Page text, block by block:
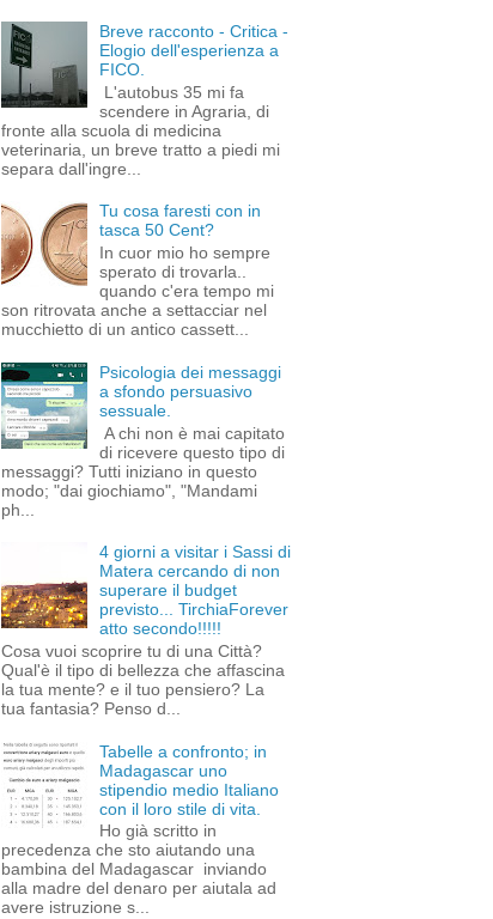
Breve racconto - Critica -
Elogio dell'esperienza a
FICO.
L'autobus 35 mi fa
scendere in Agraria, di
fronte alla scuola di medicina
veterinaria, un breve tratto a piedi mi
separa dall'ingre...
Tu cosa faresti con in
tasca 50 Cent?
In cuor mio ho sempre
sperato di trovarla..
quando c'era tempo mi
son ritrovata anche a settacciar nel
mucchietto di un antico cassett...
Psicologia dei messaggi
a sfondo persuasivo
sessuale.
A chi non è mai capitato
di ricevere questo tipo di
messaggi? Tutti iniziano in questo
modo; "dai giochiamo", "Mandami
ph...
4 giorni a visitar i Sassi di
Matera cercando di non
superare il budget
previsto... TirchiaForever
atto secondo!!!!!
Cosa vuoi scoprire tu di una Città?
Qual'è il tipo di bellezza che affascina
la tua mente? e il tuo pensiero? La
tua fantasia? Penso d...
Tabelle a confronto; in
Madagascar uno
stipendio medio Italiano
con il loro stile di vita.
Ho già scritto in
precedenza che sto aiutando una
bambina del Madagascar inviando
alla madre del denaro per aiutala ad
avere istruzione s...